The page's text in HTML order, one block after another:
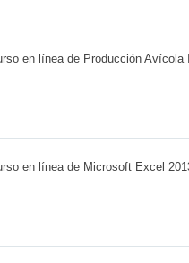
en línea de Producción Avícola
en línea de Microsoft Excel